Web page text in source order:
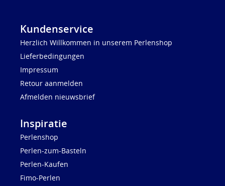
Kundenservice
Herzlich Willkommen in unserem Perlenshop
Lieferbedingungen
Impressum
Retour aanmelden
Afmelden nieuwsbrief
Inspiratie
Perlenshop
Perlen-zum-Basteln
Perlen-Kaufen
Fimo-Perlen